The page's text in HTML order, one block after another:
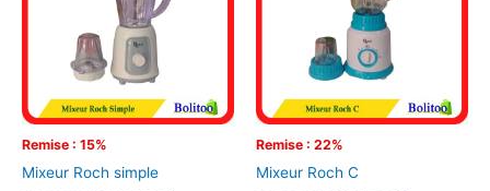
Remise : 15%
Mixeur Roch simple
Remise : 22%
Mixeur Roch C